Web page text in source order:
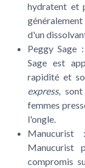
hydratent et
d'un
Peggy Sage
Sage est
rapidité et
express, sont
femmes
l'ongle.
Manucurist :
Manucurist
compromis